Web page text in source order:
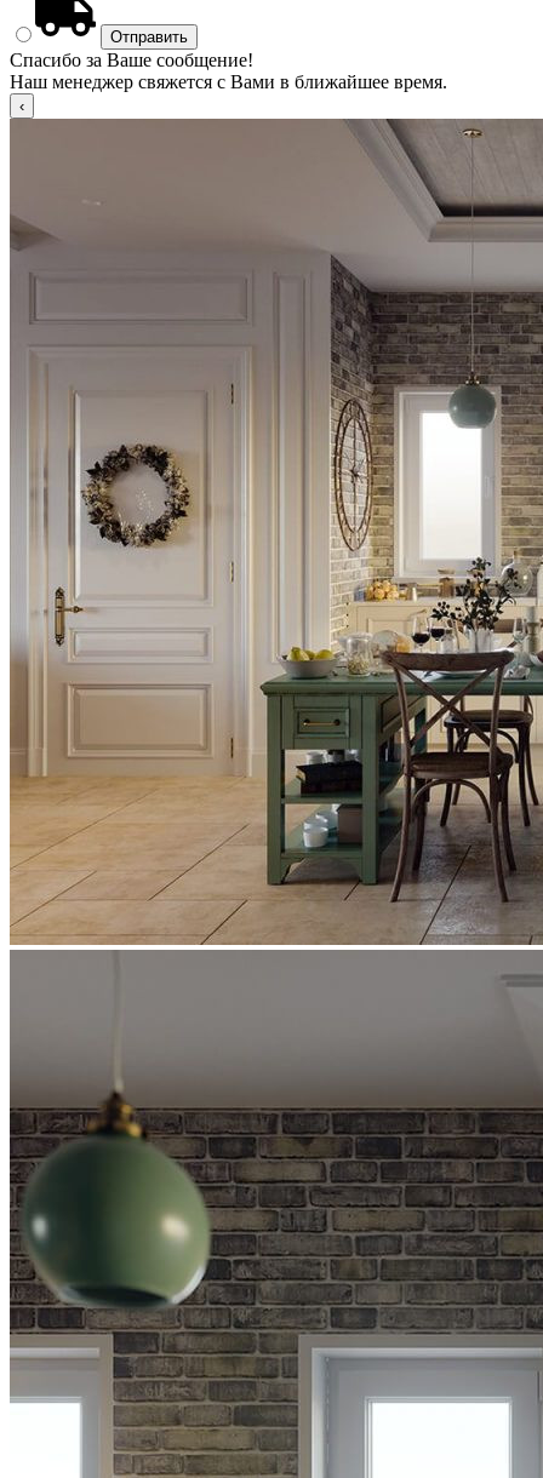
Спасибо за Ваше сообщение!
Наш менеджер свяжется с Вами в ближайшее время.